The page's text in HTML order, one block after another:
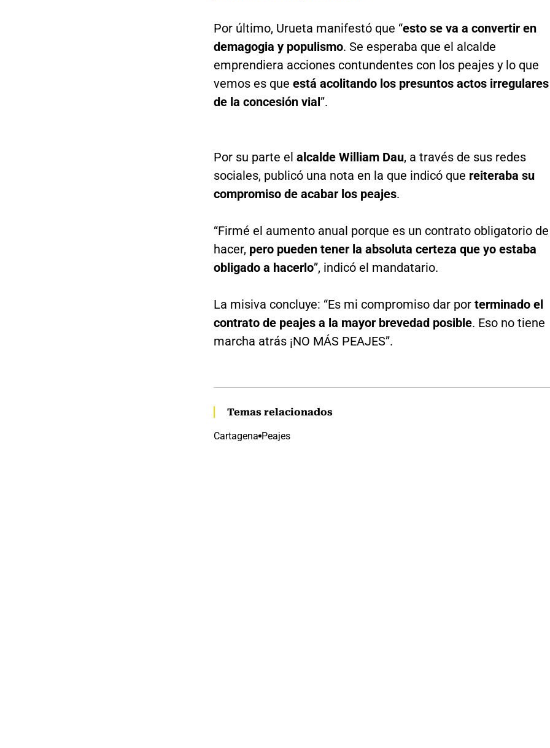
Por último, Urueta manifestó que “esto se va a convertir en
demagogia y populismo. Se esperaba que el alcalde
emprendiera acciones contundentes con los peajes y lo que
vemos es que está acolitando los presuntos actos irregulares
de la concesión vial”.
Por su parte el alcalde William Dau, a través de sus redes
sociales, publicó una nota en la que indicó que reiteraba su
compromiso de acabar los peajes.
“Firmé el aumento anual porque es un contrato obligatorio de
hacer, pero pueden tener la absoluta certeza que yo estaba
obligado a hacerlo”, indicó el mandatario.
La misiva concluye: “Es mi compromiso dar por terminado el
contrato de peajes a la mayor brevedad posible. Eso no tiene
marcha atrás ¡NO MÁS PEAJES”.
Temas relacionados
Cartagena Peajes